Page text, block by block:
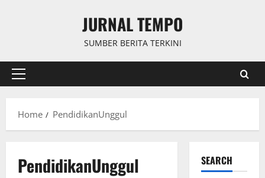
JURNAL TEMPO
SUMBER BERITA TERKINI
Primary
Home
PendidikanUnggul
PendidikanUnggul SEARCH